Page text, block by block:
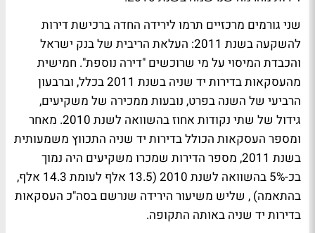
שני גורמים מרכזיים תרמו לירידה החדה ברכישת דירות
להשקעה בשנת 2011: העלאת הריבית של בנק ישראל
והכבדת המיסוי על מי שרוכשים "דירה נוספת". חמישית
מהעסקאות בדירות יד שניה בשנת 2011 בכלל, וברבעון
הרביעי של השנה בפרט, נובעות ממכירה של משקיעים,
גידול של שתי נקודות אחוז בהשוואה לשנת 2010. מאחר
ומספר העסקאות הכולל בדירות יד שניה התכווץ משמעותית
בשנת 2011, מספר הדירות שמכרו משקיעים היה נמוך
בכ-5% בהשוואה לשנת 2010 (13.5 אלף לעומת 14.3 אלף,
בהתאמה) , שליש משיעור הירידה שנרשם בסה"כ העסקאות
בדירות יד שניה באותה התקופה.